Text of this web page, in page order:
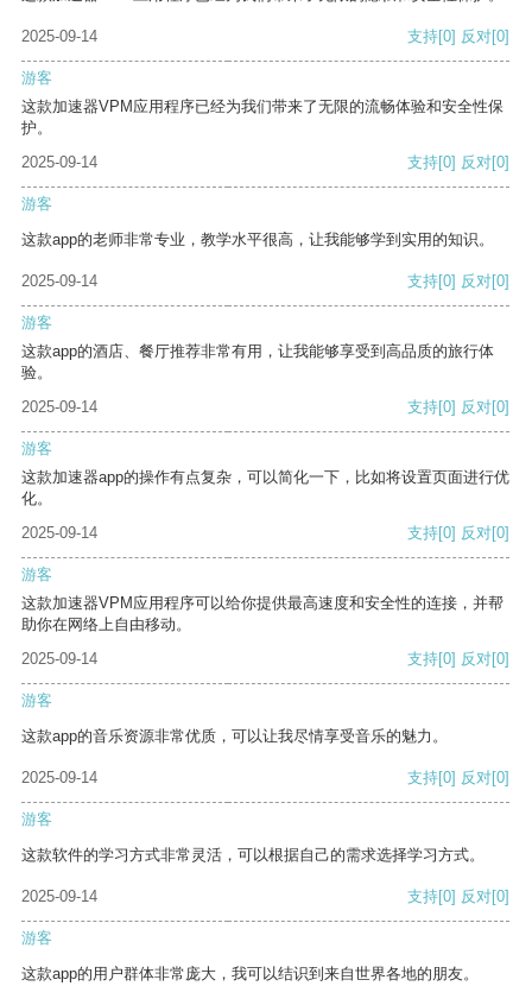
2025-09-14 支持[0] 反对[0]
游客
这款加速器VPM应用程序已经为我们带来了无限的流畅体验和安全性保
护。
2025-09-14
支持[0] 反对[0]
游客
这款app的老师非常专业，教学水平很高，让我能够学到实用的知识。
2025-09-14 支持[0] 反对[0]
游客
这款app的酒店、餐厅推荐非常有用，让我能够享受到高品质的旅行体
验。
2025-09-14
支持[0] 反对[0]
游客
这款加速器app的操作有点复杂，可以简化一下，比如将设置页面进行优
化。
2025-09-14
支持[0] 反对[0]
游客
这款加速器VPM应用程序可以给你提供最高速度和安全性的连接，并帮
助你在网络上自由移动。
2025-09-14
支持[0] 反对[0]
游客
这款app的音乐资源非常优质，可以让我尽情享受音乐的魅力。
2025-09-14 支持[0] 反对[0]
游客
这款软件的学习方式非常灵活，可以根据自己的需求选择学习方式。
2025-09-14 支持[0] 反对[0]
游客
这款app的用户群体非常庞大，我可以结识到来自世界各地的朋友。